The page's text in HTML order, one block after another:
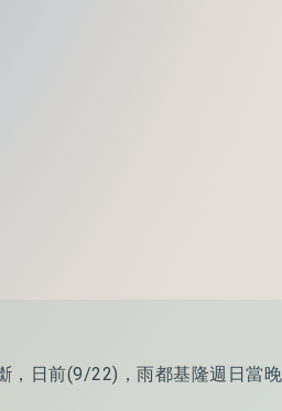
，日前(9/22)，雨都基隆週日當